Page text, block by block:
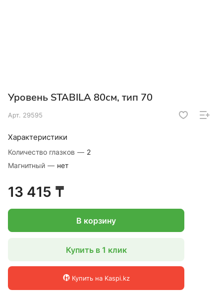
Уровень STABILA 80см, тип 70
Арт. 29595
Характеристики
Количество глазков — 2
Магнитный — нет
13 415 ₸
В корзину
Купить в 1 клик
Купить на Kaspi.kz